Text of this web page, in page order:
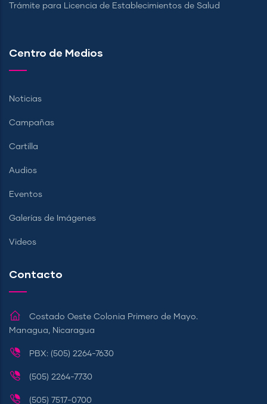
Trámite para Licencia de Establecimientos de Salud
Centro de Medios
Noticias
Campañas
Cartilla
Audios
Eventos
Galerías de Imágenes
Videos
Contacto
Costado Oeste Colonia Primero de Mayo.
Managua, Nicaragua
PBX: (505) 2264-7630
(505) 2264-7730
(505) 7517-0700